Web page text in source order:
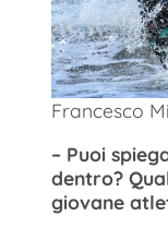
Francesco
– Puoi
dentro?
giovane